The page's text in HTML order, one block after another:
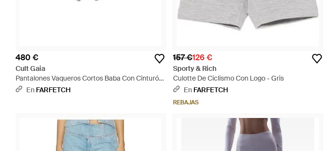
480 €
Cult Gaia
Pantalones Vaqueros Cortos Baba Con Cinturón
De Cadena - Azul
En FARFETCH
157 €126 €
Sporty & Rich
Culotte De Ciclismo Con Logo - Gris
En FARFETCH
REBAJAS